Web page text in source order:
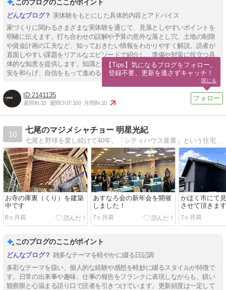
このブログのここがポイント
実体験をもとにした具体的内容とアドバイス
家づくりに関わるさまざまな実体験を通じて、見落としやすいポイントを
明確に伝えます。打ち合わせの誤解や予算の意外な落とし穴、土地の制限
や資金計画の工夫など、知っておきたい情報をわかりやすく解説。読者が
直面しやすい課題をリアルなエピソードで紹介し、準備や対策に役立つ具
体的な知恵を提供します。知識と経験を兼ね備えた内容で、家づくりの不
安を和らげ、自信をもって進めるサポートに徹します。
2141135
週間IN:10 週間OUT:100 月間IN:10
10
七尾のマジメシャチョー 明星光紀
お寺の庫裏（くり）を建築
中です
6ヶ月前
あすなろ会の新年会を開催
しました！
7ヶ月前
かほく市にて
させて頂きます
7ヶ月前
このブログのここがポイント
雑多なテーマを軽やかに綴る日記調
多彩なテーマを扱い、個人的な経験や感想を軽妙に綴るスタイルが特徴で
す。日常の出来事や趣味、仕事の報告をフランクに表現しながらも、鋭い
観察眼と心温まる語り口で読者を引きつけています。更新頻度は一定して
【Tips】気になるブログをフォロー。
登録不要。更新を逃さずキャッチ！
閉じる